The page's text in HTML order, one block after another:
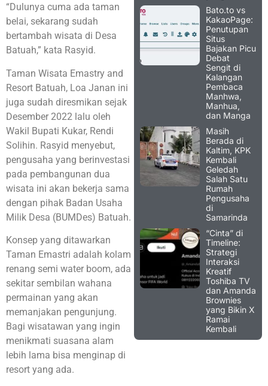
“Dulunya cuma ada taman
belai, sekarang sudah
bertambah wisata di Desa
Batuah,” kata Rasyid.
Taman Wisata Emastry and
Resort Batuah, Loa Janan ini
juga sudah diresmikan sejak
Desember 2022 lalu oleh
Wakil Bupati Kukar, Rendi
Solihin. Rasyid menyebut,
pengusaha yang berinvestasi
pada pembangunan dua
wisata ini akan bekerja sama
dengan pihak Badan Usaha
Milik Desa (BUMDes) Batuah.
Konsep yang ditawarkan
Taman Emastri adalah kolam
renang semi water boom, ada
sekitar sembilan wahana
permainan yang akan
memanjakan pengunjung.
Bagi wisatawan yang ingin
menikmati suasana alam
lebih lama bisa menginap di
resort yang ada.
Bato.to vs
KakaoPage:
Penutupan
Situs
Bajakan Picu
Debat
Sengit di
Kalangan
Pembaca
Manhwa,
Manhua,
dan Manga
Masih
Berada di
Kaltim, KPK
Kembali
Geledah
Salah Satu
Rumah
Pengusaha
di
Samarinda
“Cinta” di
Timeline:
Strategi
Interaksi
Kreatif
Toshiba TV
dan Amanda
Brownies
yang Bikin X
Ramai
Kembali